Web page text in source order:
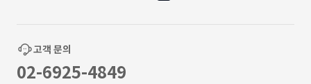
고객 문의
02-6925-4849